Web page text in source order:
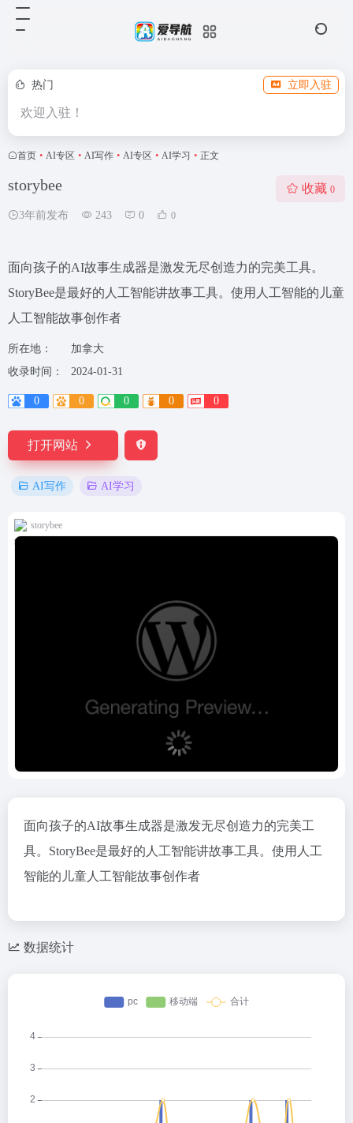
热门 立即入驻
欢迎入驻！
首页 • AI专区 • AI写作 • AI专区 • AI学习 • 正文
storybee
3年前发布 243 0 0
收藏 0
面向孩子的AI故事生成器是激发无尽创造力的完美工具。
StoryBee是最好的人工智能讲故事工具。使用人工智能的儿童
人工智能故事创作者
所在地：
加拿大
收录时间：
2024-01-31
0 0 0 0 0
打开网站
AI写作 AI学习
storybee
面向孩子的AI故事生成器是激发无尽创造力的完美工
具。StoryBee是最好的人工智能讲故事工具。使用人工
智能的儿童人工智能故事创作者
数据统计